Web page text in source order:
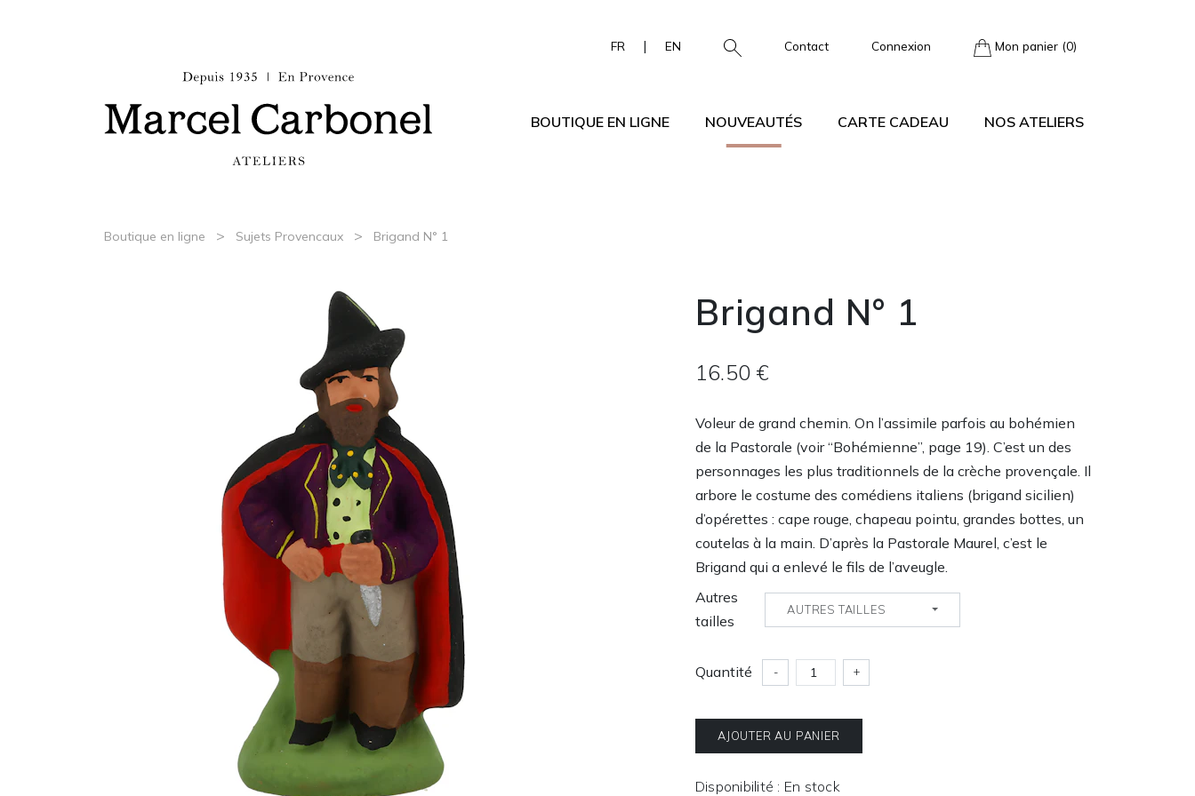
FR | EN Contact Connexion Mon panier (0)
BOUTIQUE EN LIGNE NOUVEAUTÉS CARTE CADEAU NOS ATELIERS
Boutique en ligne > Sujets Provencaux > Brigand N° 1
Brigand N° 1
16.50 €
Voleur de grand chemin. On l’assimile parfois au bohémien
de la Pastorale (voir “Bohémienne”, page 19). C’est un des
personnages les plus traditionnels de la crèche provençale. Il
arbore le costume des comédiens italiens (brigand sicilien)
d’opérettes : cape rouge, chapeau pointu, grandes bottes, un
coutelas à la main. D’après la Pastorale Maurel, c’est le
Brigand qui a enlevé le fils de l’aveugle.
Autres
tailles
AUTRES TAILLES
Quantité - +
AJOUTER AU PANIER
Disponibilité : En stock